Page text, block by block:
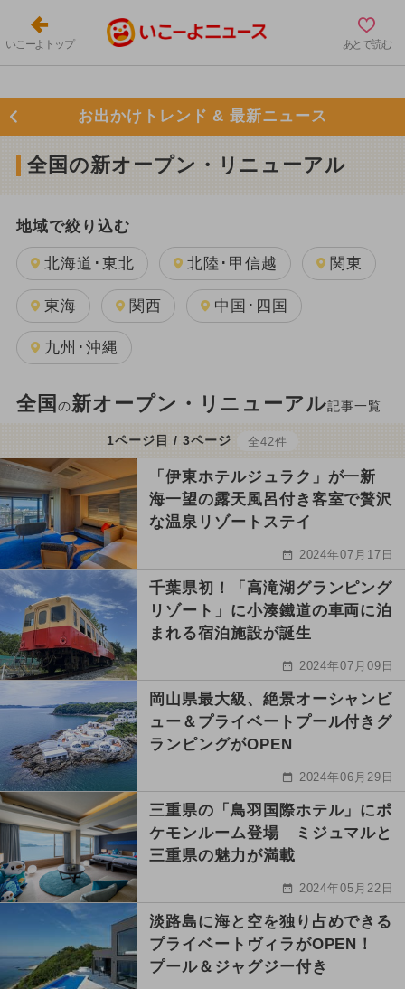
いこーよトップ あとで読む
お出かけトレンド & 最新ニュース
全国の新オープン・リニューアル
地域で絞り込む
北海道･東北 北陸･甲信越 関東
東海 関西 中国･四国
九州･沖縄
全国 の新オープン・リニューアル記事一覧
1ページ目 / 3ページ 全42件
「伊東ホテルジュラク」が一新
海一望の露天風呂付き客室で贅沢
な温泉リゾートステイ
2024年07月17日
千葉県初！「高滝湖グランピング
リゾート」に小湊鐵道の車両に泊
まれる宿泊施設が誕生
2024年07月09日
岡山県最大級、絶景オーシャンビ
ュー＆プライベートプール付きグ
ランピングがOPEN
2024年06月29日
三重県の「鳥羽国際ホテル」にポ
ケモンルーム登場 ミジュマルと
三重県の魅力が満載
2024年05月22日
淡路島に海と空を独り占めできる
プライベートヴィラがOPEN！
プール＆ジャグジー付き